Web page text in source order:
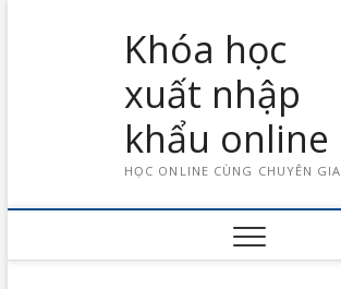
Khóa học
xuất nhập
khẩu online
HỌC ONLINE CÙNG CHUYÊN GIA